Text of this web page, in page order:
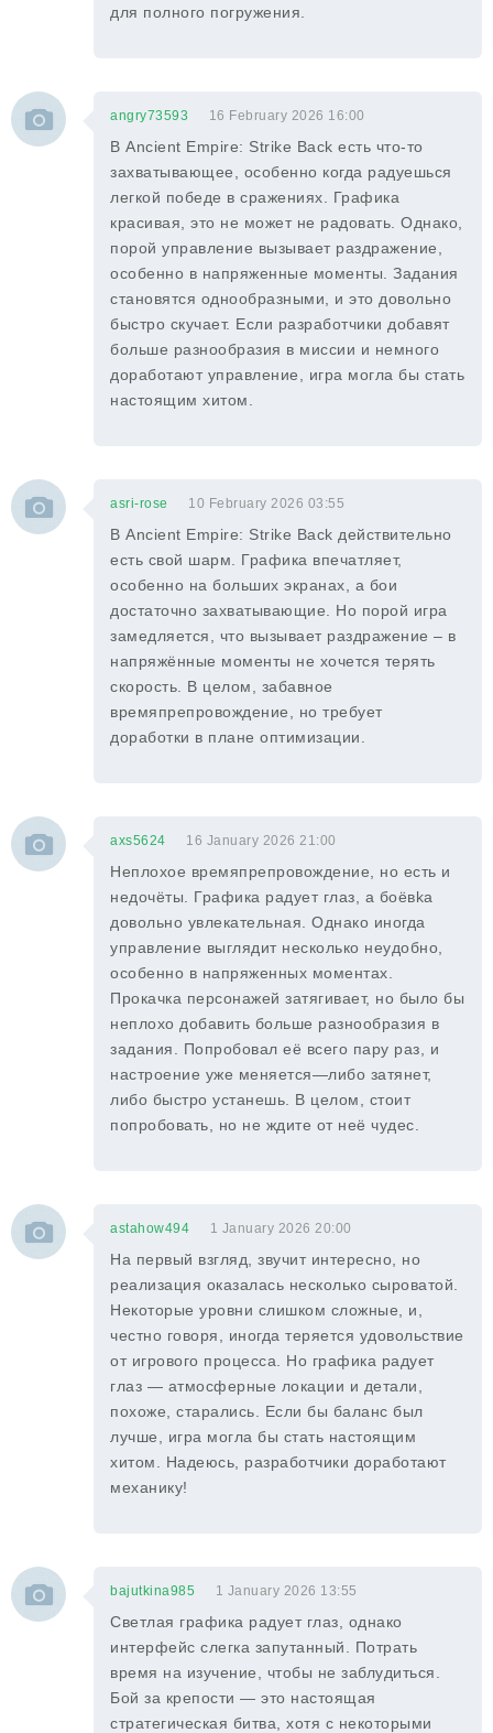
для полного погружения.
angry73593 16 February 2026 16:00
В Ancient Empire: Strike Back есть что-то
захватывающее, особенно когда радуешься
легкой победе в сражениях. Графика
красивая, это не может не радовать. Однако,
порой управление вызывает раздражение,
особенно в напряженные моменты. Задания
становятся однообразными, и это довольно
быстро скучает. Если разработчики добавят
больше разнообразия в миссии и немного
доработают управление, игра могла бы стать
настоящим хитом.
asri-rose 10 February 2026 03:55
В Ancient Empire: Strike Back действительно
есть свой шарм. Графика впечатляет,
особенно на больших экранах, а бои
достаточно захватывающие. Но порой игра
замедляется, что вызывает раздражение – в
напряжённые моменты не хочется терять
скорость. В целом, забавное
времяпрепровождение, но требует
доработки в плане оптимизации.
axs5624 16 January 2026 21:00
Неплохое времяпрепровождение, но есть и
недочёты. Графика радует глаз, а боёвka
довольно увлекательная. Однако иногда
управление выглядит несколько неудобно,
особенно в напряженных моментах.
Прокачка персонажей затягивает, но было бы
неплохо добавить больше разнообразия в
задания. Попробовал её всего пару раз, и
настроение уже меняется—либо затянет,
либо быстро устанешь. В целом, стоит
попробовать, но не ждите от неё чудес.
astahow494 1 January 2026 20:00
На первый взгляд, звучит интересно, но
реализация оказалась несколько сыроватой.
Некоторые уровни слишком сложные, и,
честно говоря, иногда теряется удовольствие
от игрового процесса. Но графика радует
глаз — атмосферные локации и детали,
похоже, старались. Если бы баланс был
лучше, игра могла бы стать настоящим
хитом. Надеюсь, разработчики доработают
механику!
bajutkina985 1 January 2026 13:55
Светлая графика радует глаз, однако
интерфейс слегка запутанный. Потрать
время на изучение, чтобы не заблудиться.
Бой за крепости — это настоящая
стратегическая битва, хотя с некоторыми